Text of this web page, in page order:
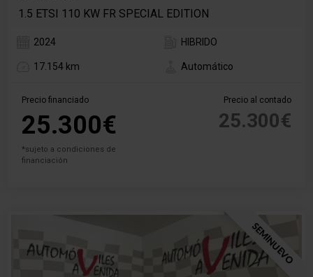
1.5 ETSI 110 KW FR SPECIAL EDITION
2024 HIBRIDO
17.154 km Automático
Precio financiado
25.300€
*sujeto a condiciones de
financiación
Precio al contado
25.300€
SEMINUEVO